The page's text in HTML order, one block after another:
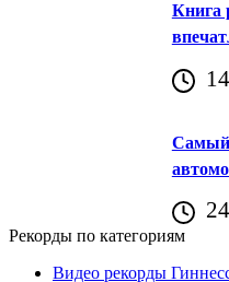
Книга
Самый
Рекорды по категориям
Видео рекорды